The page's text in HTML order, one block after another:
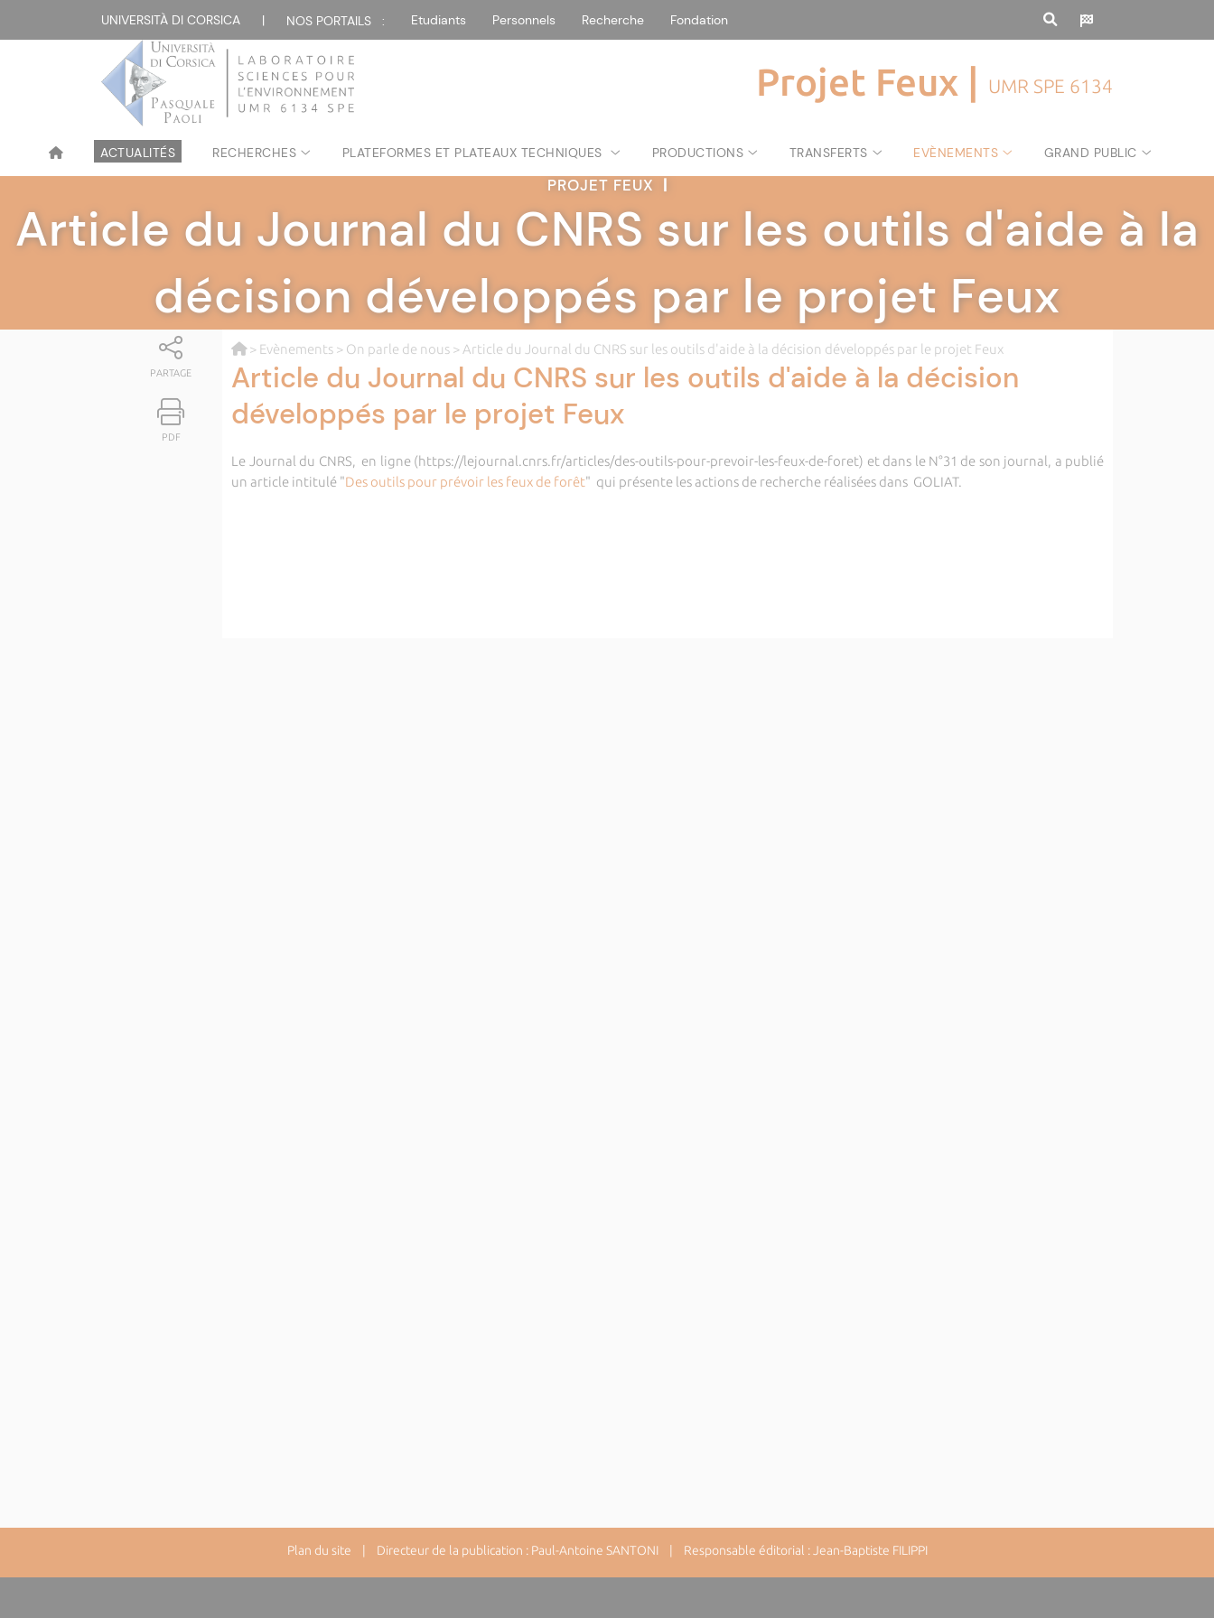
UNIVERSITÀ DI CORSICA | NOS PORTAILS : Etudiants Personnels Recherche Fondation
Projet Feux | UMR SPE 6134
ACTUALITÉS RECHERCHES PLATEFORMES ET PLATEAUX TECHNIQUES PRODUCTIONS TRANSFERTS EVÈNEMENTS GRAND PUBLIC
PROJET FEUX |
Article du Journal du CNRS sur les outils d'aide à la
décision développés par le projet Feux
PARTAGE
PDF
> Evènements > On parle de nous > Article du Journal du CNRS sur les outils d'aide à la décision développés par le projet Feux
Article du Journal du CNRS sur les outils d'aide à la décision
développés par le projet Feux
Le Journal du CNRS, en ligne (https://lejournal.cnrs.fr/articles/des-outils-pour-prevoir-les-feux-de-foret) et dans le N°31 de son journal, a publié
un article intitulé "Des outils pour prévoir les feux de forêt" qui présente les actions de recherche réalisées dans GOLIAT.
Plan du site | Directeur de la publication : Paul-Antoine SANTONI | Responsable éditorial : Jean-Baptiste FILIPPI